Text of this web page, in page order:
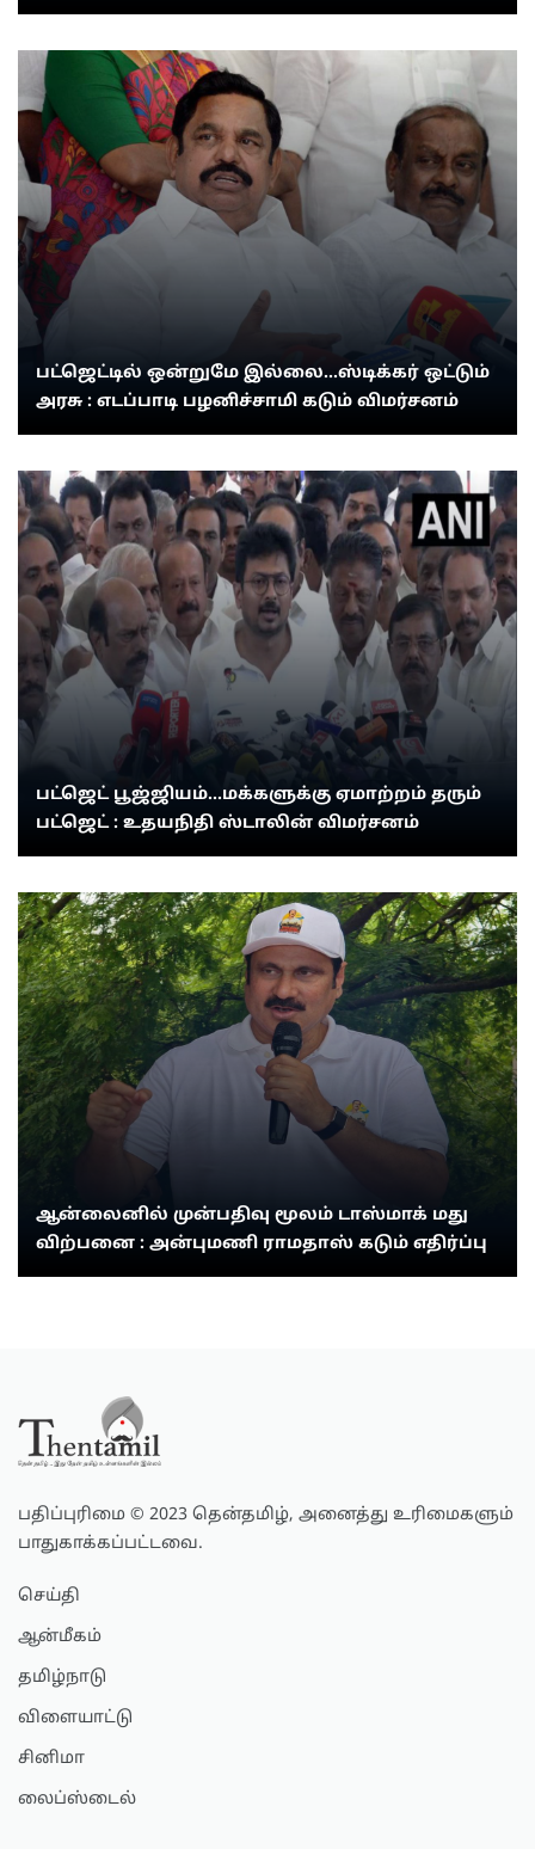
பட்ஜெட்டில் ஒன்றுமே இல்லை...ஸ்டிக்கர் ஒட்டும்
அரசு : எடப்பாடி பழனிச்சாமி கடும் விமர்சனம்
பட்ஜெட் பூஜ்ஜியம்...மக்களுக்கு ஏமாற்றம் தரும்
பட்ஜெட் : உதயநிதி ஸ்டாலின் விமர்சனம்
ஆன்லைனில் முன்பதிவு மூலம் டாஸ்மாக் மது
விற்பனை : அன்புமணி ராமதாஸ் கடும் எதிர்ப்பு
பதிப்புரிமை © 2023 தென்தமிழ், அனைத்து உரிமைகளும்
பாதுகாக்கப்பட்டவை.
செய்தி
ஆன்மீகம்
தமிழ்நாடு
விளையாட்டு
சினிமா
லைப்ஸ்டைல்